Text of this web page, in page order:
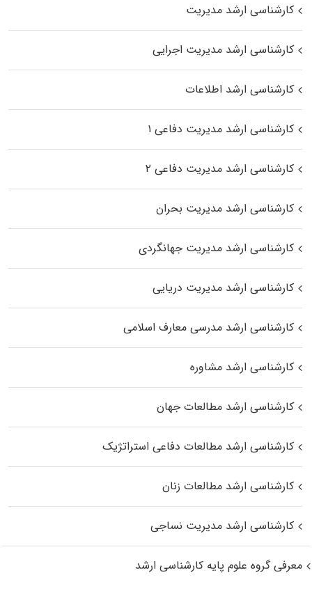
کارشناسی ارشد مدیریت
کارشناسی ارشد مدیریت اجرایی
کارشناسی ارشد اطلاعات
کارشناسی ارشد مدیریت دفاعی ۱
کارشناسی ارشد مدیریت دفاعی ۲
کارشناسی ارشد مدیریت بحران
کارشناسی ارشد مدیریت جهانگردی
کارشناسی ارشد مدیریت دریایی
کارشناسی ارشد مدرسی معارف اسلامی
کارشناسی ارشد مشاوره
کارشناسی ارشد مطالعات جهان
کارشناسی ارشد مطالعات دفاعی استراتژیک
کارشناسی ارشد مطالعات زنان
کارشناسی ارشد مدیریت نساجی
معرفی گروه علوم پایه کارشناسی ارشد